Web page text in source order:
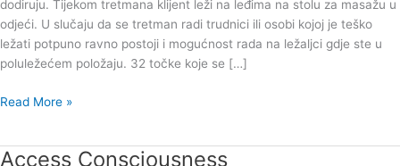
dodiruju. Tijekom tretmana klijent leži na leđima na stolu za masažu u
odjeći. U slučaju da se tretman radi trudnici ili osobi kojoj je teško
ležati potpuno ravno postoji i mogućnost rada na ležaljci gdje ste u
poluležećem položaju. 32 točke koje se […]
Read More »
Access Consciousness
Access